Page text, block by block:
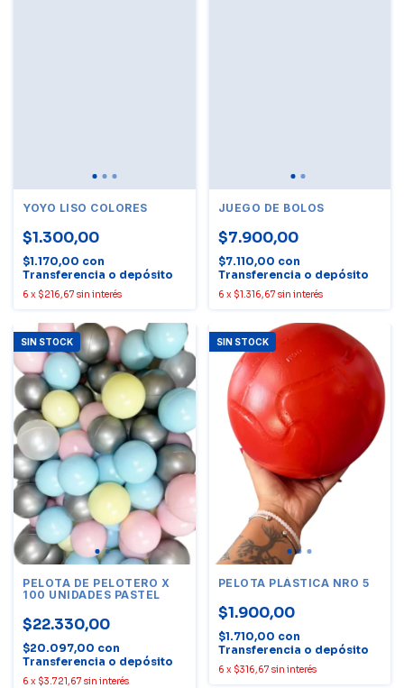
YOYO LISO COLORES
$1.300,00
$1.170,00 con
Transferencia o depósito
6 x $216,67 sin interés
JUEGO DE BOLOS
$7.900,00
$7.110,00 con
Transferencia o depósito
6 x $1.316,67 sin interés
SIN STOCK
PELOTA DE PELOTERO X
100 UNIDADES PASTEL
$22.330,00
$20.097,00 con
Transferencia o depósito
6 x $3.721,67 sin interés
SIN STOCK
PELOTA PLÁSTICA NRO 5
$1.900,00
$1.710,00 con
Transferencia o depósito
6 x $316,67 sin interés